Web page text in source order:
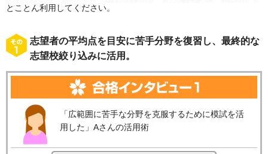
とことん利用してください。
志望者の平均点を目安に苦手分野を復習し、最終的な
志望校絞り込みに活用。
「広範囲に苦手な分野を克服するために模試を活
用した」Aさんの活用術